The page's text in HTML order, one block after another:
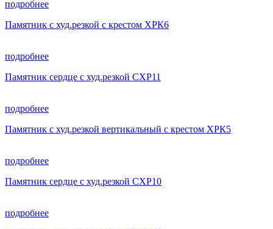
подробнее
Памятник с худ.резкой с крестом ХРК6
подробнее
Памятник сердце с худ.резкой СХР11
подробнее
Памятник с худ.резкой вертикальный с крестом ХРК5
подробнее
Памятник сердце с худ.резкой СХР10
подробнее